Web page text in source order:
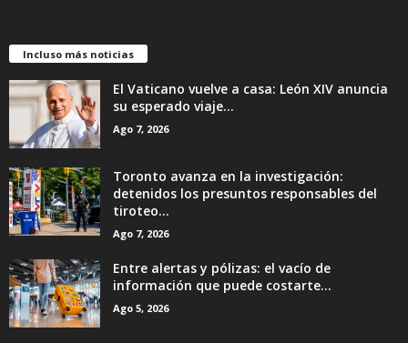
Incluso más noticias
El Vaticano vuelve a casa: León XIV anuncia
su esperado viaje...
Ago 7, 2026
Toronto avanza en la investigación:
detenidos los presuntos responsables del
tiroteo...
Ago 7, 2026
Entre alertas y pólizas: el vacío de
información que puede costarte...
Ago 5, 2026